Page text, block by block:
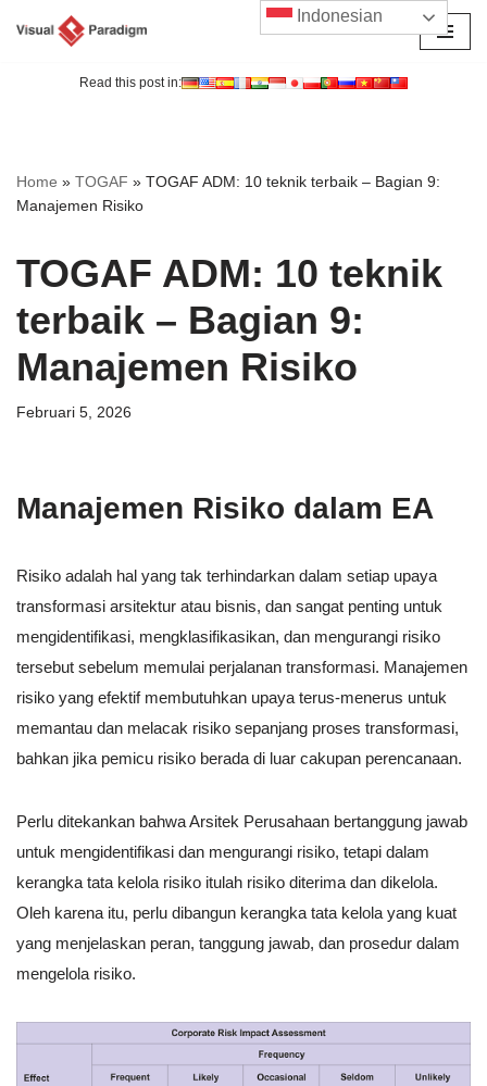
Read this post in:
Home » TOGAF » TOGAF ADM: 10 teknik terbaik – Bagian 9:
Manajemen Risiko
TOGAF ADM: 10 teknik
terbaik – Bagian 9:
Manajemen Risiko
Februari 5, 2026
Manajemen Risiko dalam EA
Risiko adalah hal yang tak terhindarkan dalam setiap upaya
transformasi arsitektur atau bisnis, dan sangat penting untuk
mengidentifikasi, mengklasifikasikan, dan mengurangi risiko
tersebut sebelum memulai perjalanan transformasi. Manajemen
risiko yang efektif membutuhkan upaya terus-menerus untuk
memantau dan melacak risiko sepanjang proses transformasi,
bahkan jika pemicu risiko berada di luar cakupan perencanaan.
Perlu ditekankan bahwa Arsitek Perusahaan bertanggung jawab
untuk mengidentifikasi dan mengurangi risiko, tetapi dalam
kerangka tata kelola risiko itulah risiko diterima dan dikelola.
Oleh karena itu, perlu dibangun kerangka tata kelola yang kuat
yang menjelaskan peran, tanggung jawab, dan prosedur dalam
mengelola risiko.
Indonesian